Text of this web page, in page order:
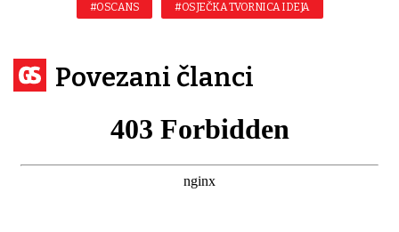
#OSCANS #OSJEČKA TVORNICA IDEJA
Povezani članci